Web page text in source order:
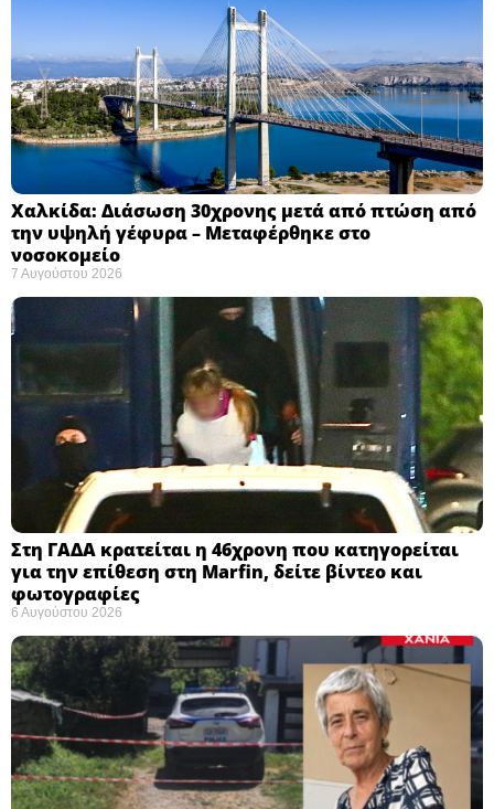
Χαλκίδα: Διάσωση 30χρονης μετά από πτώση από
την υψηλή γέφυρα – Μεταφέρθηκε στο
νοσοκομείο ​
7 Αυγούστου 2026
Στη ΓΑΔΑ κρατείται η 46χρονη που κατηγορείται
για την επίθεση στη Marfin, δείτε βίντεο και
φωτογραφίες
6 Αυγούστου 2026